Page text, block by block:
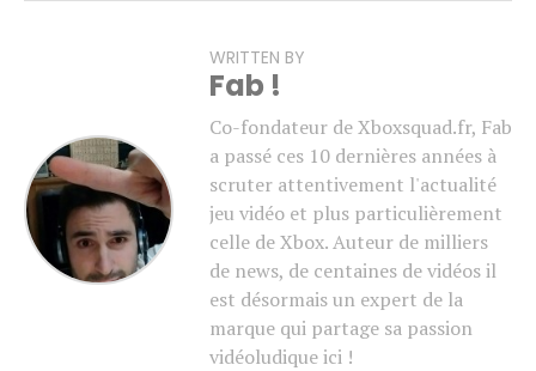
WRITTEN BY
Fab !
Co-fondateur de Xboxsquad.fr, Fab
a passé ces 10 dernières années à
scruter attentivement l'actualité
jeu vidéo et plus particulièrement
celle de Xbox. Auteur de milliers
de news, de centaines de vidéos il
est désormais un expert de la
marque qui partage sa passion
vidéoludique ici !